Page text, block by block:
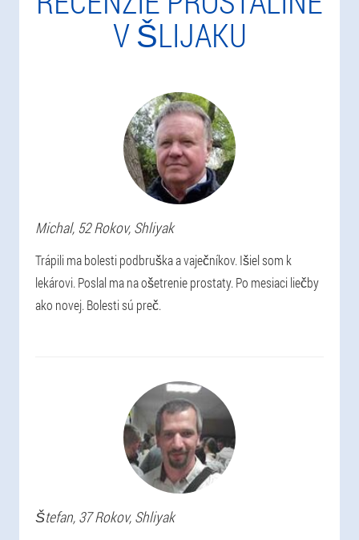
V ŠLIJAKU
Michal, 52 Rokov, Shliyak
Trápili ma bolesti podbruška a vaječníkov. Išiel som k
lekárovi. Poslal ma na ošetrenie prostaty. Po mesiaci liečby
ako novej. Bolesti sú preč.
Štefan, 37 Rokov, Shliyak